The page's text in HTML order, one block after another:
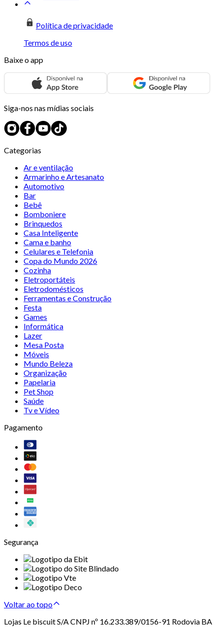
Política de privacidade
Termos de uso
Baixe o app
Siga-nos nas mídias sociais
Categorias
Ar e ventilação
Armarinho e Artesanato
Automotivo
Bar
Bebê
Bomboniere
Brinquedos
Casa Inteligente
Cama e banho
Celulares e Telefonia
Copa do Mundo 2026
Cozinha
Eletroportáteis
Eletrodomésticos
Ferramentas e Construção
Festa
Games
Informática
Lazer
Mesa Posta
Móveis
Mundo Beleza
Organização
Papelaria
Pet Shop
Saúde
Tv e Vídeo
Pagamento
Segurança
Voltar ao topo
Lojas Le biscuit S/A CNPJ nº 16.233.389/0156-91 Rodovia BA